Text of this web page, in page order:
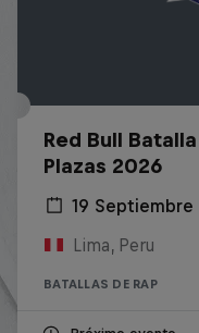
Red Bull
Plazas 2026
19 Septiembre
Lima, Peru
BATALLAS DE RAP